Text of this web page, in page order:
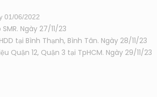
01/06/2022
Ngày 27/11/23
tại Bình Thạnh, Bình Tân. Ngày 28/11/23
Quận 12, Quận 3 tại TpHCM. Ngày 29/11/23